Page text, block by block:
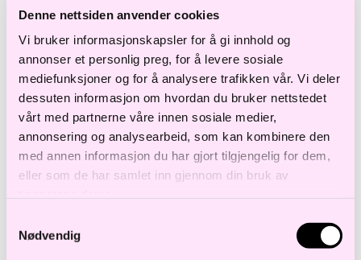
Denne nettsiden anvender cookies
Vi bruker informasjonskapsler for å gi innhold og
annonser et personlig preg, for å levere sosiale
mediefunksjoner og for å analysere trafikken vår. Vi deler
dessuten informasjon om hvordan du bruker nettstedet
vårt med partnerne våre innen sosiale medier,
annonsering og analysearbeid, som kan kombinere den
med annen informasjon du har gjort tilgjengelig for dem,
eller som de har samlet inn gjennom din bruk av
Nødvendig
Sammen med Netsecurity inviterer vi til et
frokostseminar om kommende lovgivning
innen cybersikkerhet og
motstandsdyktighet. Seminaret vil gi deg
siste status på relevant lovgivning. Robert
Sagmo, Head of Strategic Consulting i
digitalsikkerhetsloven, samt en praktisk